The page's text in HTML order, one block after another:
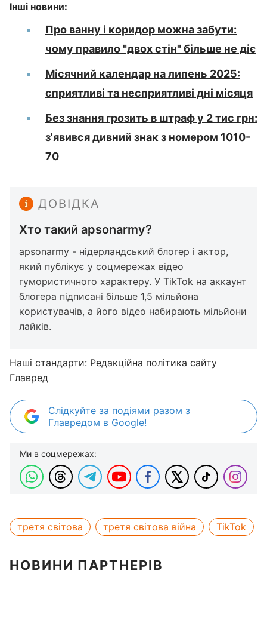
Інші новини:
Про ванну і коридор можна забути:
чому правило "двох стін" більше не діє
Місячний календар на липень 2025:
сприятливі та несприятливі дні місяця
Без знання грозить в штраф у 2 тис грн:
з'явився дивний знак з номером 1010-
70
ДОВІДКА
Хто такий apsonarmy?
apsonarmy - нідерландський блогер і актор,
який публікує у соцмережах відео
гумористичного характеру. У TikTok на аккаунт
блогера підписані більше 1,5 мільйона
користувачів, а його відео набирають мільйони
лайків.
Наші стандарти: Редакційна політика сайту
Главред
Слідкуйте за подіями разом з
Главредом в Google!
Ми в соцмережах:
третя світова третя світова війна TikTok
НОВИНИ ПАРТНЕРІВ